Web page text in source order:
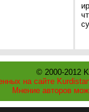
© 2000-2012
на сайте
Мнение авторов